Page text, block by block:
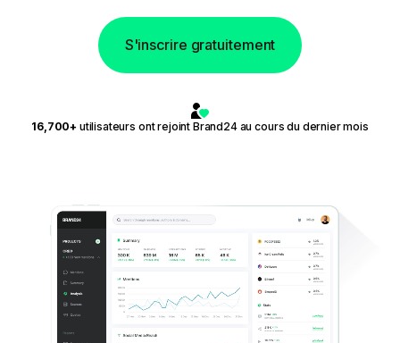
S'inscrire gratuitement
16,700+ utilisateurs ont rejoint Brand24 au cours du dernier mois